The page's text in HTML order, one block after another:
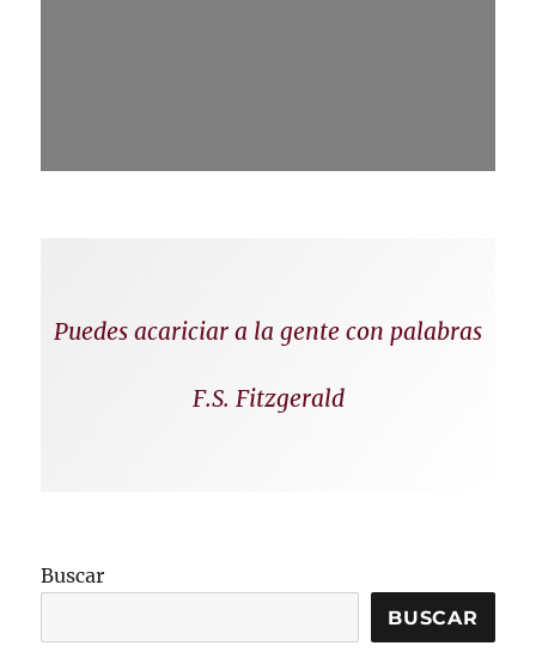
Puedes acariciar a la gente con palabras
F.S. Fitzgerald
Buscar
BUSCAR